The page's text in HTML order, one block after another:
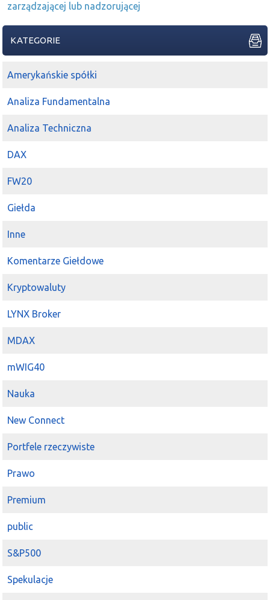
zarządzającej lub nadzorującej
KATEGORIE
Amerykańskie spółki
Analiza Fundamentalna
Analiza Techniczna
DAX
FW20
Giełda
Inne
Komentarze Giełdowe
Kryptowaluty
LYNX Broker
MDAX
mWIG40
Nauka
New Connect
Portfele rzeczywiste
Prawo
Premium
public
S&P500
Spekulacje